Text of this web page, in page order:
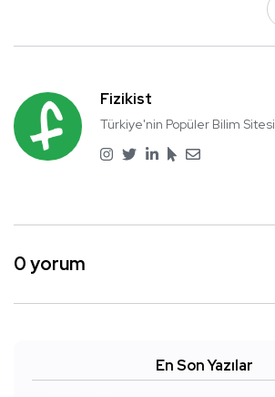
Fizikist
Türkiye'nin Popüler Bilim Sitesi
0 yorum
En Son Yazılar